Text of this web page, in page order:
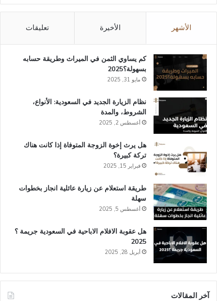
الأشهر الأخيرة تعليقات
كم يساوي الثمن في الميراث​ وطريقة حسابه
بسهولة؟2025
مايو 31, 2025
نظام الزيارة الجديد في السعودية: الأنواع،
الشروط، والمدة
أغسطس 2, 2025
هل يرث إخوة الزوجة المتوفاة إذا كانت هناك
تركة كبيرة؟
فبراير 15, 2025
طريقة استعلام عن زيارة عائلية انجاز​ بخطوات
سهلة
أغسطس 5, 2025
هل عقوبة الافلام الاباحية في السعودية​ جريمة ؟
2025
أبريل 28, 2025
آخر المقالات